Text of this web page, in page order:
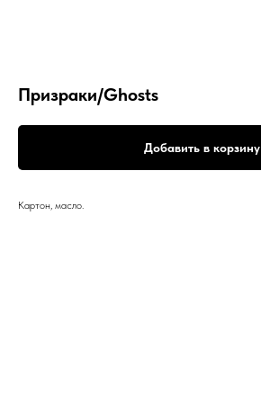
Призраки/Ghosts
Добавить в корзину
Картон, масло.